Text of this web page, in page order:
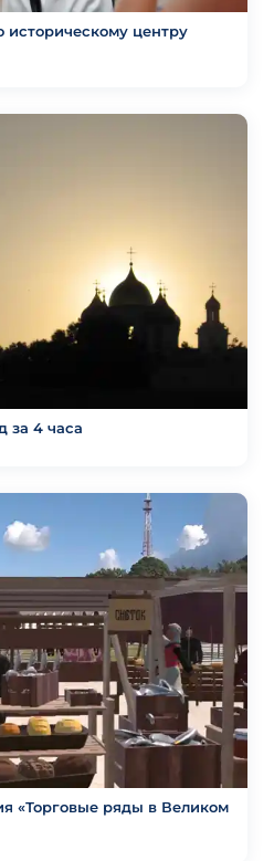
историческому центру
за 4 часа
«Торговые ряды в Великом